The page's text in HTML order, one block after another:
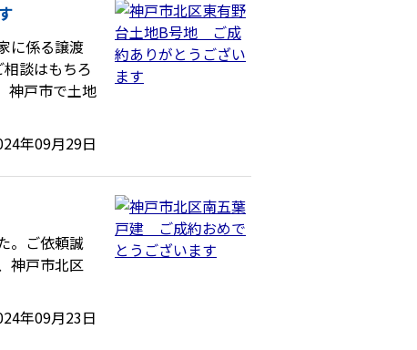
に係る譲渡
談はもちろ
神戸市で土地
年09月29日
。ご依頼誠
神戸市北区
年09月23日